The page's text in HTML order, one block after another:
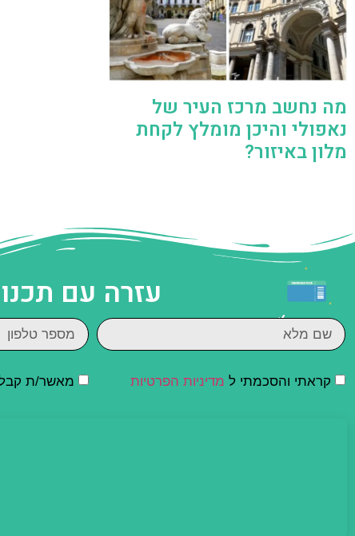
מה נחשב מרכז העיר של
נאפולי והיכן מומלץ לקחת
מלון באיזור?
עזרה עם
קראתי והסכמתי ל מדיניות הפרטיות מאשר/ת קבלת